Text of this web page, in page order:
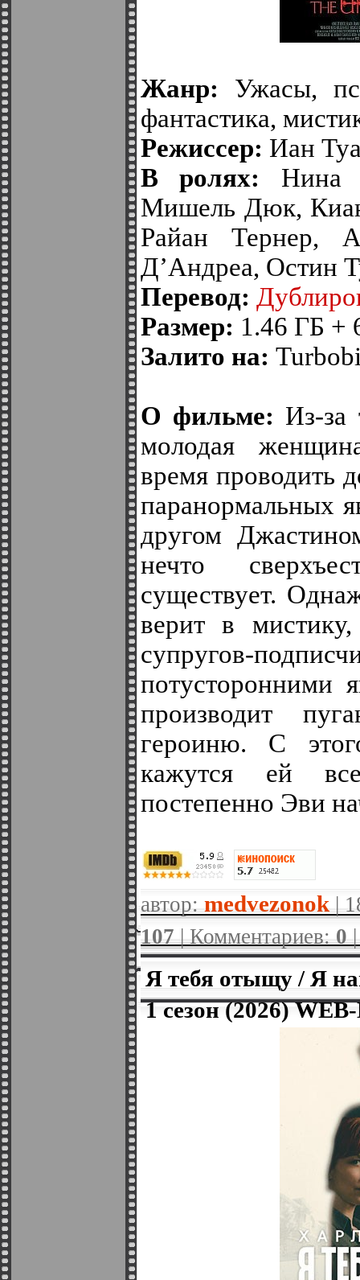
Жанр: Ужасы,
фантастика,
Режиссер: Иан
В ролях: Нина
Мишель Дюк,
Райан Тернер,
Д’Андреа, Остин
Перевод:
Размер: 1.46 ГБ +
Залито на:
О фильме: Из-за
молодая
время проводить
паранормальных
другом
нечто
существует.
верит в
супругов-
потусторонними
производит
героиню. С
кажутся ей
постепенно Эви
автор: medvezonok |
107| Комментариев:0
Я тебя отыщу / Я
1 сезон (2026)